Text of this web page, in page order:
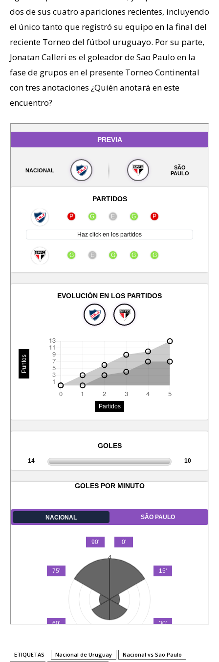
dos de sus cuatro apariciones recientes, incluyendo
el único tanto que registró su equipo en la final del
reciente Torneo del fútbol uruguayo. Por su parte,
Jonatan Calleri es el goleador de Sao Paulo en la
fase de grupos en el presente Torneo Continental
con tres anotaciones ¿Quién anotará en este
encuentro?
ETIQUETAS Nacional de Uruguay
Nacional vs Sao Paulo